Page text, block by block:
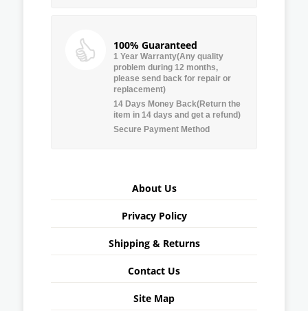
100% Guaranteed
1 Year Warranty(Any quality
problem during 12 months,
please send back for repair or
replacement)
14 Days Money Back(Return the
item in 14 days and get a refund)
Secure Payment Method
About Us
Privacy Policy
Shipping & Returns
Contact Us
Site Map